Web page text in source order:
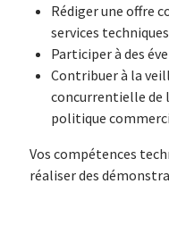
Rédiger une offre
services techniques
Participer à des
Contribuer à la
concurrentielle
politique
Vos compétences
réaliser des